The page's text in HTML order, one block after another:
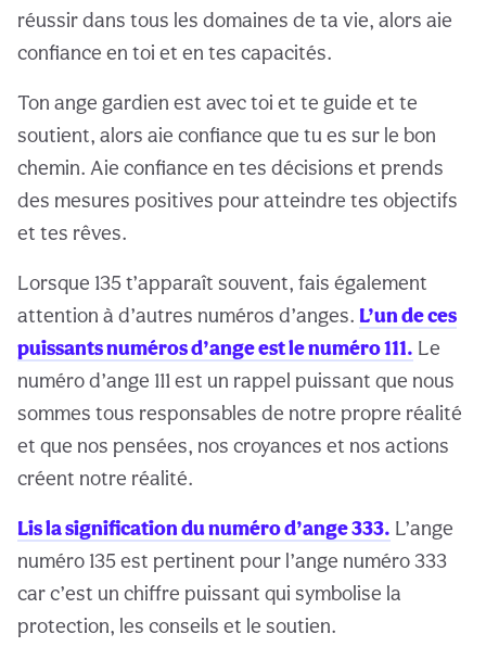
réussir dans tous les domaines de ta vie, alors aie
confiance en toi et en tes capacités.
Ton ange gardien est avec toi et te guide et te
soutient, alors aie confiance que tu es sur le bon
chemin. Aie confiance en tes décisions et prends
des mesures positives pour atteindre tes objectifs
et tes rêves.
Lorsque 135 t’apparaît souvent, fais également
attention à d’autres numéros d’anges. L’un de ces
puissants numéros d’ange est le numéro 111. Le
numéro d’ange 111 est un rappel puissant que nous
sommes tous responsables de notre propre réalité
et que nos pensées, nos croyances et nos actions
créent notre réalité.
Lis la signification du numéro d’ange 333. L’ange
numéro 135 est pertinent pour l’ange numéro 333
car c’est un chiffre puissant qui symbolise la
protection, les conseils et le soutien.